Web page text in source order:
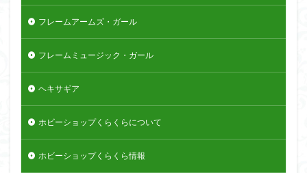
フレームアームズ・ガール
フレームミュージック・ガール
ヘキサギア
ホビーショップくらくらについて
ホビーショップくらくら情報